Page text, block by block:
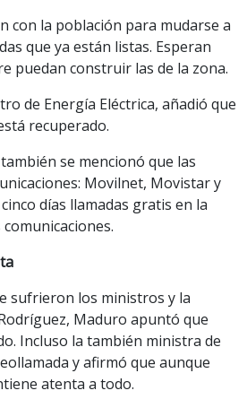
con la población para mudarse a
que ya están listas. Esperan
puedan construir las de la zona.
de Energía Eléctrica, añadió que
recuperado.
se mencionó que las
Movilnet, Movistar y
días llamadas gratis en la
sufrieron los ministros y la
Maduro apuntó que
Incluso la también ministra de
y afirmó que aunque
atenta a todo.